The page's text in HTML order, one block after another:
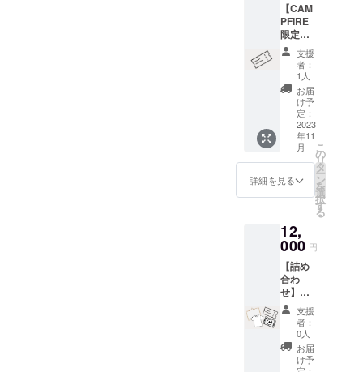
ませ
ん） ・
収録時
間：1分
・提供
方法：
動画
ファイ
（.mp4
）を
メール
で送信
・本リ
で転
載・公
開する
ことは
禁止で
す。
【CAM
PFIRE
限定】
正式開
校時の
体験参
加チ
ケット
（1回
分）を
提供い
たしま
す。 1
時間、
ジロジ
ムを体
験いた
だけま
す。 ※
成城学
園前の
スクー
ルにご
来校い
ただけ
る方が
支援
者：
1人
お届
け予
定：
2023
年11
月
詳細を見る
こ
の
リ
タ
ー
ン
を
選
択
す
る
12,
000 円
【詰め
合わ
せ】ビ
デオ
メッ
セージ
+Tシャ
ツ+体験
支援
者：
0人
お届
け予